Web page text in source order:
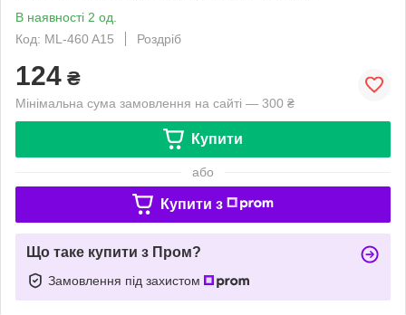
В наявності 2 од.
Код: ML-460 A15
Роздріб
124 ₴
Мінімальна сума замовлення на сайті — 300 ₴
Купити
або
Купити з
Що таке купити з Пром?
Замовлення під захистом